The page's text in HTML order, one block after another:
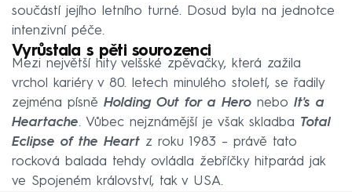
součástí jejího letního turné. Dosud byla na jednotce
intenzivní péče.
Vyrůstala s pěti sourozenci
Mezi největší hity velšské zpěvačky, která zažila
vrchol kariéry v 80. letech minulého století, se řadily
zejména písně Holding Out for a Hero nebo It's a
Heartache. Vůbec nejznámější je však skladba Total
Eclipse of the Heart z roku 1983 – právě tato
rocková balada tehdy ovládla žebříčky hitparád jak
ve Spojeném království, tak v USA.